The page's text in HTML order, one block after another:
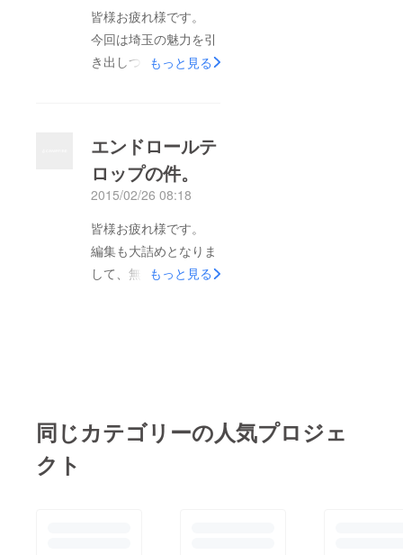
皆様お疲れ様です。
今回は埼玉の魅力を引
き出しつつ、フェイク
きまして本当にありが
とうございます。 下
記URLの方で画質も改
善されたバージョンで
鑑賞できます。 是非
ご覧下さい。
https://www.youtube.c
ばお願い致します。
もっと見る
エンドロールテ
ロップの件。
2015/02/26 08:18
皆様お疲れ様です。
編集も大詰めとなりま
して、無事に完成でき
絡を頂けましたら、表
もっと見る
同じカテゴリーの人気プロジェ
クト